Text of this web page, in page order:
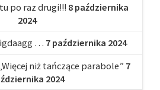
po raz drugi!!! 8 października
2024
… 7 października 2024
niż tańczące parabole” 7
2024